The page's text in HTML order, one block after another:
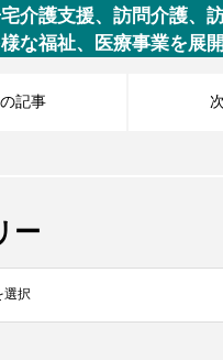
介護支援、訪問介護、
な福祉、医療事業を展開
記事
ー